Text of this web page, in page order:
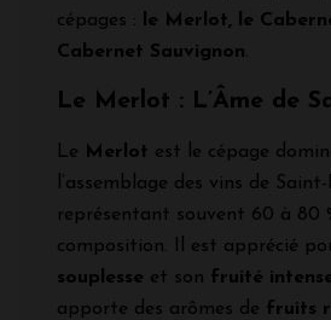
cépages :
le Merlot, le
Cabernet Sauvignon.
Le Merlot : L’Âme de
Le Merlot est le cépage
l’assemblage des vins de
représentant souvent 60 à 80
composition. Il est apprécié
souplesse et son fruité
apporte des arômes de fruits